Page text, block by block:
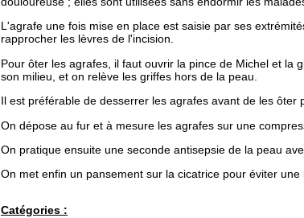
L'agrafe une fois mise en place est saisie par ses
rapprocher les lèvres de l'incision.
Pour ôter les agrafes, il faut ouvrir la pince de Michel et la
son milieu, et on relève les griffes hors de la peau.
Il est préférable de desserrer les agrafes avant de les ôter
On dépose au fur et à mesure les agrafes sur une
On pratique ensuite une seconde antisepsie de la peau
On met enfin un pansement sur la cicatrice pour éviter une
Catégories :